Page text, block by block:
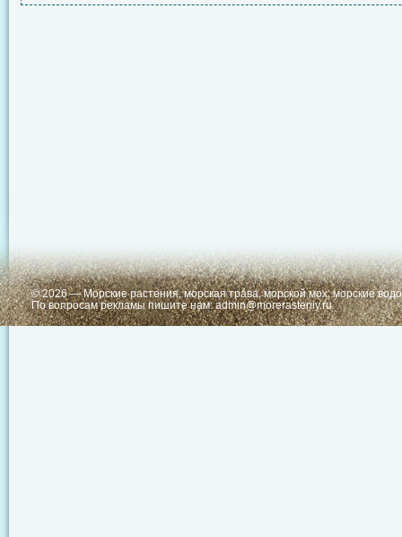
© 2026 —Морские растения, морская трава, морской мох, морские
По вопросам рекламы пишите нам:admin@morerasteniy.ru